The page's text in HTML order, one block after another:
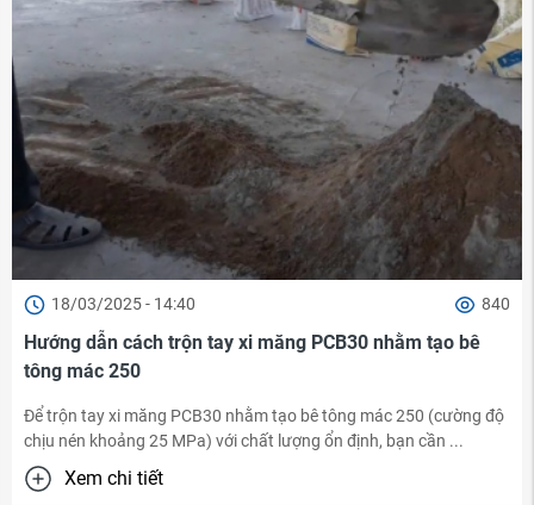
18/03/2025 - 14:40 840
Hướng dẫn cách trộn tay xi măng PCB30 nhằm tạo bê
tông mác 250
Để trộn tay xi măng PCB30 nhằm tạo bê tông mác 250 (cường độ
chịu nén khoảng 25 MPa) với chất lượng ổn định, bạn cần ...
Xem chi tiết